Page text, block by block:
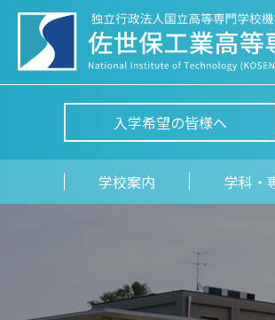
入学希望の皆様へ
学校案内 学科・